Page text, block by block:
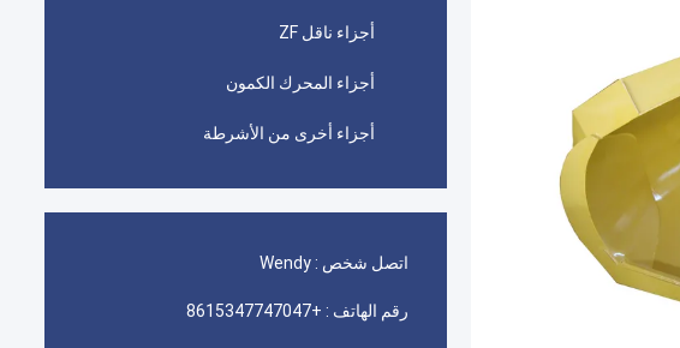
أجزاء ناقل ZF
أجزاء المحرك الكمون
أجزاء أخرى من الأشرطة
اتصل شخص : Wendy
رقم الهاتف : +8615347747047